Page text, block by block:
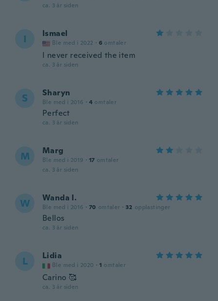
ca. 3 år siden
I Ismael
Ble med i 2022 · 6 omtaler
I never received the item
ca. 3 år siden
S Sharyn
Ble med i 2016 · 4 omtaler
Perfect
ca. 3 år siden
M Marg
Ble med i 2019 · 17 omtaler
ca. 3 år siden
W Wanda I.
Ble med i 2016 · 70 omtaler · 32 opplastinger
Bellos
ca. 3 år siden
L Lidia
Ble med i 2020 · 1 omtaler
Carino 🥰
ca. 3 år siden